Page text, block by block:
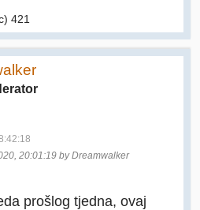
421
20:01:19 by Dreamwalker
prošlog tjedna, ovaj